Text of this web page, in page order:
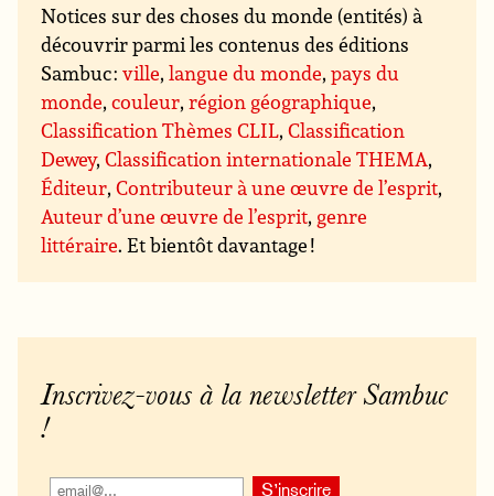
Notices sur des choses du monde (entités) à
découvrir parmi les contenus des éditions
Sambuc :ville,langue du monde,pays du
monde,couleur,région géographique,
Classification Thèmes CLIL,Classification
Dewey,Classification internationale THEMA,
Éditeur,Contributeur à une œuvre de l’esprit,
Auteur d’une œuvre de l’esprit, genre
littéraire. Et bientôt davantage !
Inscrivez-vous à la newsletter Sambuc
!